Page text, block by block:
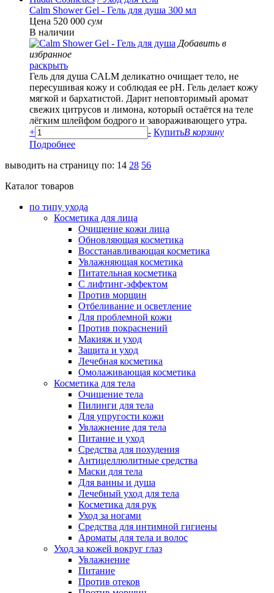
Calm Shower Gel - Гель для душа 300 мл
Цена 520 000 сум
В наличии
Добавить в
избранное
раскрыть
Гель для душа CALM деликатно очищает тело, не
пересушивая кожу и соблюдая ее pH. Гель делает кожу
мягкой и бархатистой. Дарит неповторимый аромат
свежих цитрусов и лимона, который остаётся на теле
лёгким шлейфом бодрого и завораживающего утра.
+
- КупитьВ корзину
Подробнее
выводить на страницу по: 14 28 56
Каталог товаров
по типу ухода
Косметика для лица
Очищение кожи лица
Обновляющая косметика
Восстанавливающая косметика
Увлажняющая косметика
Питательная косметика
С лифтинг-эффектом
Против морщин
Отбеливание и осветление
Для проблемной кожи
Против покраснений
Макияж и уход
Защита и уход
Лечебная косметика
Омолаживающая косметика
Косметика для тела
Очищение тела
Пилинги для тела
Для упругости кожи
Увлажнение для тела
Питание и уход
Средства для похудения
Антицеллюлитные средства
Маски для тела
Для ванны и душа
Лечебный уход для тела
Косметика для рук
Уход за ногами
Средства для интимной гигиены
Ароматы для тела и волос
Уход за кожей вокруг глаз
Увлажнение
Питание
Против отеков